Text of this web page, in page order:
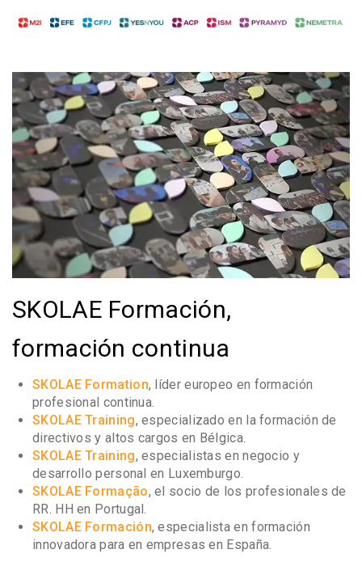
SKOLAE Formación,
formación continua
SKOLAE Formation, líder europeo en formación
profesional continua.
SKOLAE Training, especializado en la formación de
directivos y altos cargos en Bélgica.
SKOLAE Training, especialistas en negocio y
desarrollo personal en Luxemburgo.
SKOLAE Formação, el socio de los profesionales de
RR. HH en Portugal.
SKOLAE Formación, especialista en formación
innovadora para en empresas en España.